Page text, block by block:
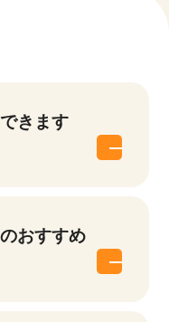
きます
おすすめ